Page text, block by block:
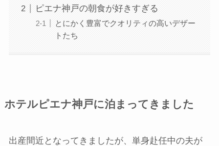
ピエナ神戸の朝食が好きすぎる
とにかく豊富でクオリティの高いデザー
トたち
ホテルピエナ神戸に泊まってきました
出産間近となってきましたが、単身赴任中の夫が